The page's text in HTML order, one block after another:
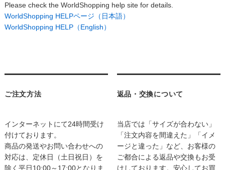
Please check the WorldShopping help site for details.
WorldShopping HELPページ（日本語）
WorldShopping HELP（English）
ご注文方法
インターネットにて24時間受け
付けております。
商品の発送やお問い合わせへの
対応は、定休日（土日祝日）を
除く平日10:00～17:00となりま
返品・交換について
当店では「サイズが合わない」
「注文内容を間違えた」「イメ
ージと違った」など、お客様の
ご都合による返品や交換もお受
けしております。安心してお買